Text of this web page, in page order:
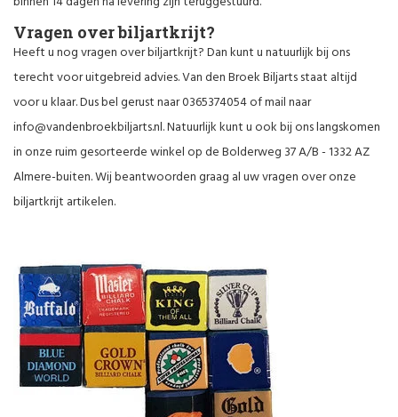
Vragen over biljartkrijt?
Heeft u nog vragen over biljartkrijt? Dan kunt u natuurlijk bij ons
terecht voor uitgebreid advies. Van den Broek Biljarts staat altijd
voor u klaar. Dus bel gerust naar 0365374054 of mail naar
info@vandenbroekbiljarts.nl. Natuurlijk kunt u ook bij ons langskomen
in onze ruim gesorteerde winkel op de Bolderweg 37 A/B - 1332 AZ
Almere-buiten. Wij beantwoorden graag al uw vragen over onze
biljartkrijt artikelen.